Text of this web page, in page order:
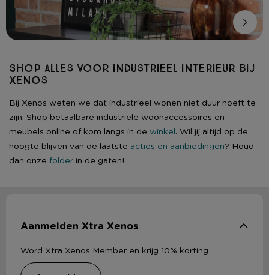
Shop alles voor industrieel interieur bij
Xenos
Bij Xenos weten we dat industrieel wonen niet duur hoeft te
zijn. Shop betaalbare industriële woonaccessoires en
meubels online of kom langs in de winkel. Wil jij altijd op de
hoogte blijven van de laatste acties en aanbiedingen? Houd
dan onze folder in de gaten!
Aanmelden Xtra Xenos
Word Xtra Xenos Member en krijg 10% korting